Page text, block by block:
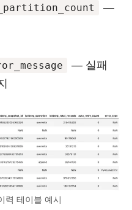
—
— 실패
력 테이블 예시